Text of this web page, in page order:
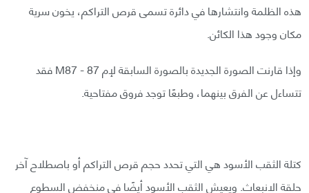
هذه الظلمة وانتشارها في دائرة تسمى قرص التراكم، يخون سرية
مكان وجود هذا الكائن.
وإذا قارنت الصورة الجديدة بالصورة السابقة لإم 87 - M87 فقد
تتساءل عن الفرق بينهما، وطبعًا توجد فروق مفتاحية.
كتلة الثقب الأسود هي التي تحدد حجم قرص التراكم أو باصطلاح آخر
حلقة الانبعاث. ويعيش الثقب الأسود أيضًا في منخفض السطوع